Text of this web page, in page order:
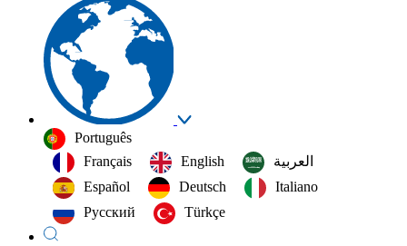
Português
Français
English
العربية‏
Español
Deutsch
Italiano
Русский
Türkçe